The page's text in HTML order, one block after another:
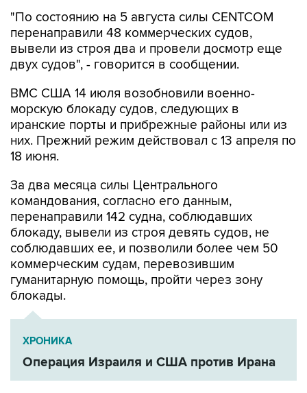
"По состоянию на 5 августа силы CENTCOM
перенаправили 48 коммерческих судов,
вывели из строя два и провели досмотр еще
двух судов", - говорится в сообщении.
ВМС США 14 июля возобновили военно-
морскую блокаду судов, следующих в
иранские порты и прибрежные районы или из
них. Прежний режим действовал с 13 апреля по
18 июня.
За два месяца силы Центрального
командования, согласно его данным,
перенаправили 142 судна, соблюдавших
блокаду, вывели из строя девять судов, не
соблюдавших ее, и позволили более чем 50
коммерческим судам, перевозившим
гуманитарную помощь, пройти через зону
блокады.
ХРОНИКА
Операция Израиля и США против Ирана